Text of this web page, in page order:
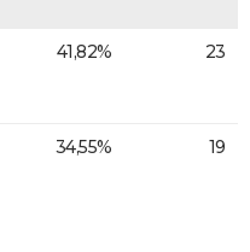
41,82% 23
34,55% 19